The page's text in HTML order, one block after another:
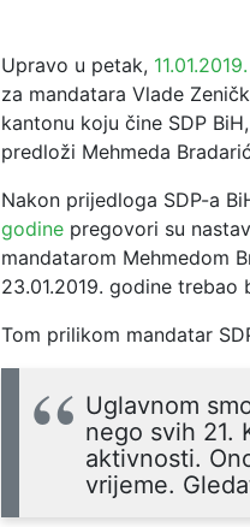
Upravo u petak,
za mandatara Vlade
kantonu koju čine SDP
predloži Mehmeda
Nakon prijedloga SDP-a
godine pregovori su
mandatarom Mehmedom
23.01.2019. godine
Tom prilikom mandatar
Uglavnom
nego svih 21.
aktivnosti.
vrijeme.